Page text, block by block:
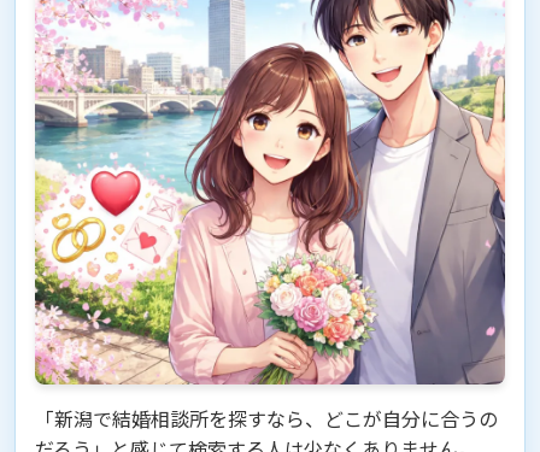
「新潟で結婚相談所を探すなら、どこが自分に合うの